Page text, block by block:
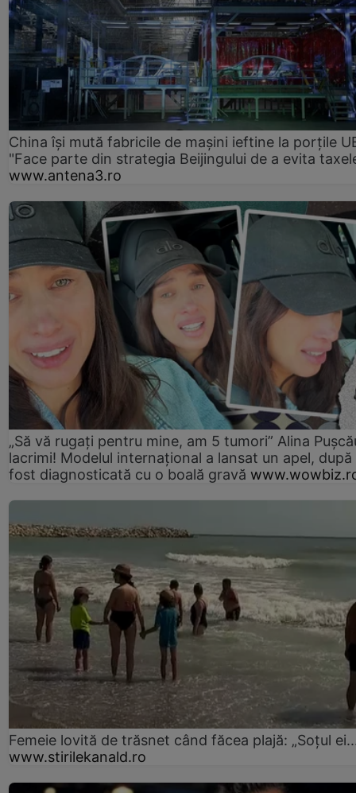
China își mută fabricile de mașini ieftine la porțile
"Face parte din strategia Beijingului de a evita
www.antena3.ro
„Să vă rugați pentru mine, am 5 tumori” Alina
lacrimi! Modelul internațional a lansat un apel, după
fost diagnosticată cu o boală gravă
Femeie lovită de trăsnet când făcea plajă: „Soțul
www.stirilekanald.ro